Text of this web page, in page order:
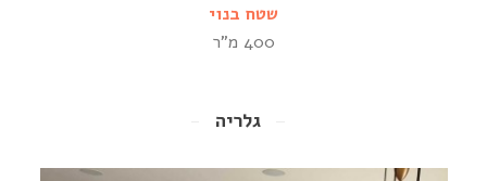
שטח בנוי
400 מ"ר
גלריה